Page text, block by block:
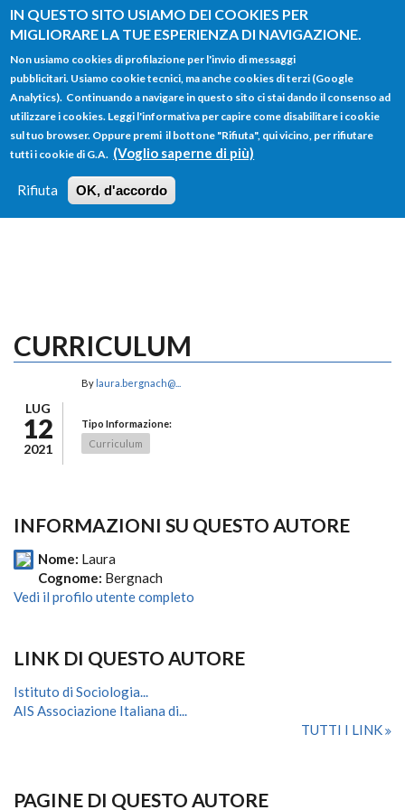
IN QUESTO SITO USIAMO DEI COOKIES PER
MIGLIORARE LA TUE ESPERIENZA DI NAVIGAZIONE.
Non usiamo cookies di profilazione per l'invio di messaggi
pubblicitari. Usiamo cookie tecnici, ma anche cookies di terzi (Google
Analytics). Continuando a navigare in questo sito ci stai dando il consenso ad
utilizzare i cookies. Leggi l'informativa per capire come disabilitare i cookie
sul tuo browser. Oppure premi il bottone "Rifiuta", qui vicino, per rifiutare
tutti i cookie di G.A. (Voglio saperne di più)
Rifiuta OK, d'accordo
Salta al contenuto principale
FORM
DI
RICERCA
Main menu
HOME TUTTI I PROFILI
LOGIN
CURRICULUM
LUG
12
2021
By laura.bergnach@...
Tipo Informazione:
Curriculum
INFORMAZIONI SU QUESTO AUTORE
Nome: Laura
Cognome: Bergnach
Vedi il profilo utente completo
LINK DI QUESTO AUTORE
Istituto di Sociologia...
AIS Associazione Italiana di...
TUTTI I LINK
PAGINE DI QUESTO AUTORE